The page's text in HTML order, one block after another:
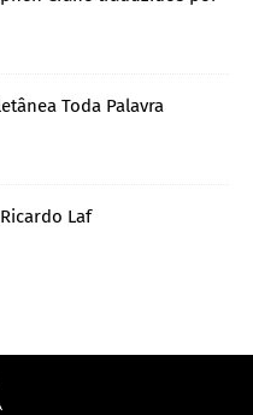
Toda Palavra
Laf